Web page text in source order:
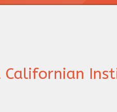
Californian